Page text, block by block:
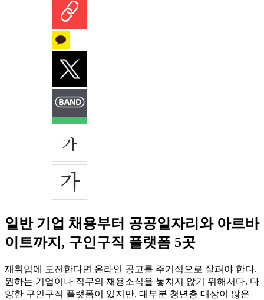
일반 기업 채용부터 공공일자리와 아르바
이트까지, 구인구직 플랫폼 5곳
재취업에 도전한다면 온라인 공고를 주기적으로 살펴야 한다.
원하는 기업이나 직무의 채용소식을 놓치지 않기 위해서다. 다
양한 구인구직 플랫폼이 있지만, 대부분 청년층 대상이 많은